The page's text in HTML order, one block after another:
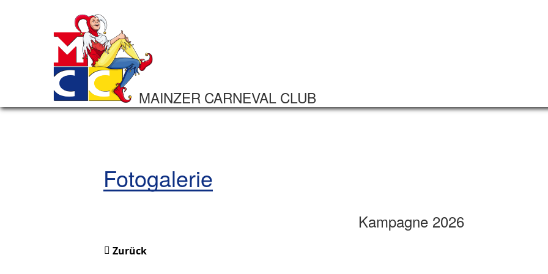
MAINZER CARNEVAL CLUB
Fotogalerie
Kampagne 2026
Zurück